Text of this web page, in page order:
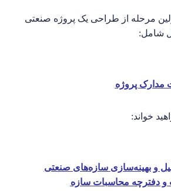
مرحله از طراحی یک پروژه صنعتی
شامل:
مدارک پروژه
خواند:
و بهینه‌سازی سازه‌های صنعتی
دفترچه محاسبات سازه